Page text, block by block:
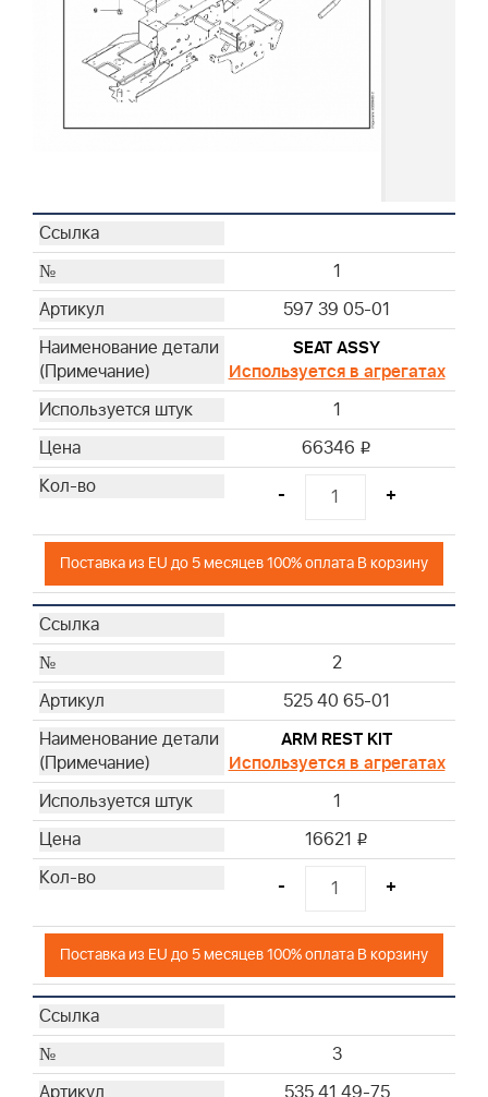
1
597 39 05-01
SEAT ASSY
Используется в агрегатах
1
66346 i
- +
Поставка из EU до 5 месяцев 100% оплата В корзину
2
525 40 65-01
ARM REST KIT
Используется в агрегатах
1
16621 i
- +
Поставка из EU до 5 месяцев 100% оплата В корзину
3